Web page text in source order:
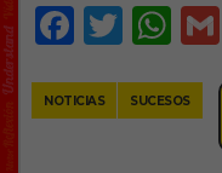
NOTICIAS SUCESOS